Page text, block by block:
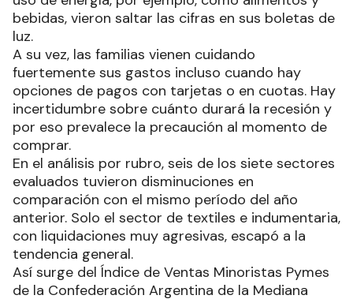
bebidas, vieron saltar las cifras en sus boletas de
luz.
A su vez, las familias vienen cuidando
fuertemente sus gastos incluso cuando hay
opciones de pagos con tarjetas o en cuotas. Hay
incertidumbre sobre cuánto durará la recesión y
por eso prevalece la precaución al momento de
comprar.
En el análisis por rubro, seis de los siete sectores
evaluados tuvieron disminuciones en
comparación con el mismo período del año
anterior. Solo el sector de textiles e indumentaria,
con liquidaciones muy agresivas, escapó a la
tendencia general.
Así surge del Índice de Ventas Minoristas Pymes
de la Confederación Argentina de la Mediana